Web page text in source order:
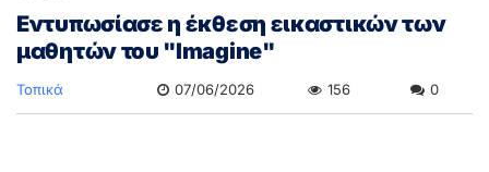
Eντυπωσίασε η έκθεση εικαστικών των
μαθητών του "Imagine"
Τοπικά 07/06/2026 156 0